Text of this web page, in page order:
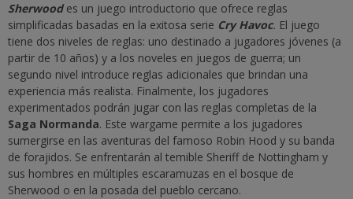
Sherwoodes un juego introductorio que ofrece reglas
simplificadas basadas en la exitosa serie Cry Havoc. El juego
tiene dos niveles de reglas: uno destinado a jugadores jóvenes (a
partir de 10 años) y a los noveles en juegos de guerra; un
segundo nivel introduce reglas adicionales que brindan una
experiencia más realista. Finalmente, los jugadores
experimentados podrán jugar con las reglas completas de la
Saga Normanda. Este wargame permite a los jugadores
sumergirse en las aventuras del famoso Robin Hood y su banda
de forajidos. Se enfrentarán al temible Sheriff de Nottingham y
sus hombres en múltiples escaramuzas en el bosque de
Sherwood o en la posada del pueblo cercano.